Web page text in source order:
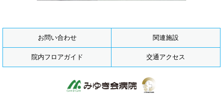
お問い合わせ 関連施設
院内フロアガイド 交通アクセス